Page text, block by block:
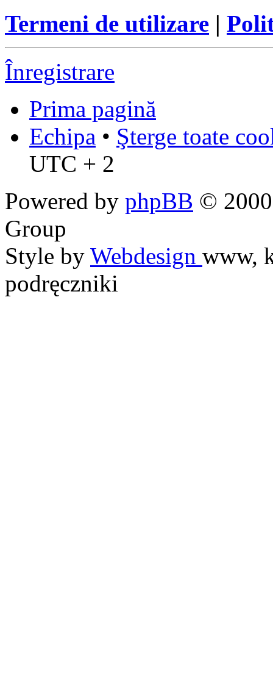
Termeni de utilizare |
Înregistrare
Prima pagină
Echipa • Şterge toate
UTC + 2
Powered by phpBB ©
Group
Style by Webdesign www,
podręczniki